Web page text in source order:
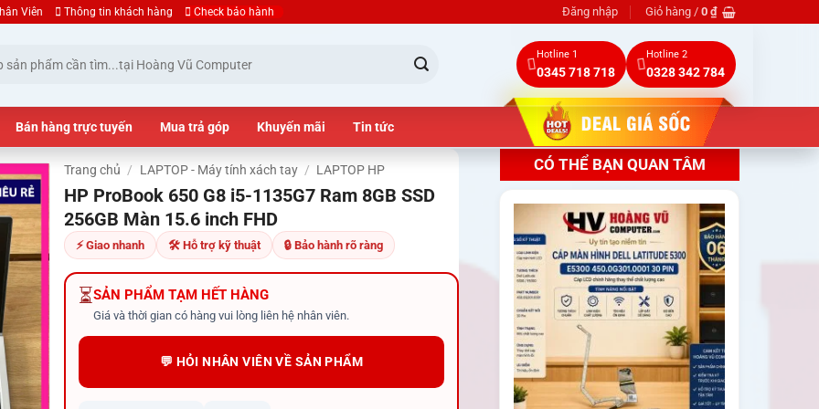
Viên Thông tin khách hàng Check bảo hành Đăng nhập Giỏ hàng / 0 ₫
Hotline 1
0345 718 718
Hotline 2
0328 342 784
Bán hàng trực tuyến Mua trả góp Khuyến mãi Tin tức
CÓ THỂ BẠN QUAN TÂM
Trang chủ / LAPTOP - Máy tính xách tay / LAPTOP HP
HP ProBook 650 G8 i5-1135G7 Ram 8GB SSD
256GB Màn 15.6 inch FHD
⚡ Giao nhanh 🛠 Hỗ trợ kỹ thuật 🔒 Bảo hành rõ ràng
⏳SẢN PHẨM TẠM HẾT HÀNG
Giá và thời gian có hàng vui lòng liên hệ nhân viên.
💬 HỎI NHÂN VIÊN VỀ SẢN PHẨM